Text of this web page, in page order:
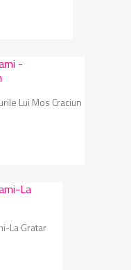
Lui Mos Craciun
La Gratar